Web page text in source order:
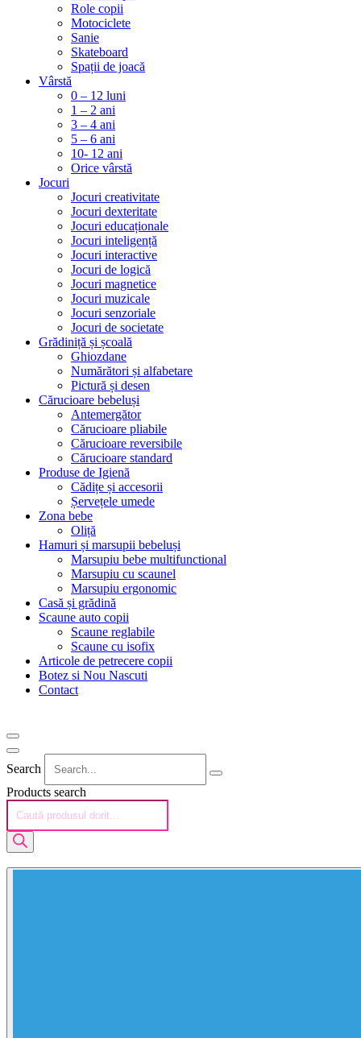
Role copii
Motociclete
Sanie
Skateboard
Spații de joacă
Vârstă
0 – 12 luni
1 – 2 ani
3 – 4 ani
5 – 6 ani
10- 12 ani
Orice vârstă
Jocuri
Jocuri creativitate
Jocuri dexteritate
Jocuri educaționale
Jocuri inteligență
Jocuri interactive
Jocuri de logică
Jocuri magnetice
Jocuri muzicale
Jocuri senzoriale
Jocuri de societate
Grădiniță și școală
Ghiozdane
Numărători și alfabetare
Pictură și desen
Cărucioare bebeluși
Antemergător
Cărucioare pliabile
Cărucioare reversibile
Cărucioare standard
Produse de Igienă
Cădițe și accesorii
Șervețele umede
Zona bebe
Oliță
Hamuri și marsupii bebeluși
Marsupiu bebe multifunctional
Marsupiu cu scaunel
Marsupiu ergonomic
Casă și grădină
Scaune auto copii
Scaune reglabile
Scaune cu isofix
Articole de petrecere copii
Botez si Nou Nascuti
Contact
Search
Products search